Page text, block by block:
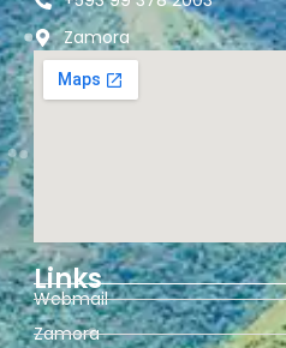
Zamora
Links
Webmail
Zamora